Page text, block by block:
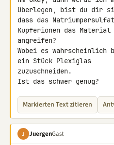
überlegen, bist du dir
dass das
Kupferionen das Material
angreifen?
Wobei es wahrscheinlich
ein Stück Plexiglas
zuzuschneiden.
Ist das schwer genug?
Markierten Text zitieren
J JuergenGast